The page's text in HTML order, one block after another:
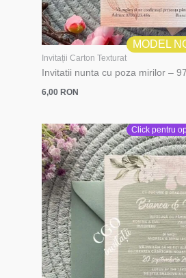
MODEL
Invitații Carton Texturat
Invitatii nunta cu poza mirilor –
6,00RON
Click pentru